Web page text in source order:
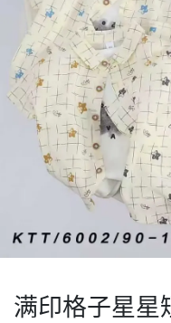
满印格子星星